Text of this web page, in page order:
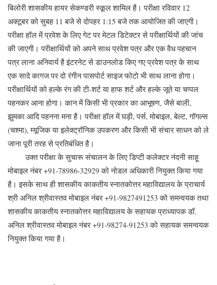
बिलोरी शासकीय हायर सेकण्डरी स्कूल शामिल है। परीक्षा रविवार 12
अक्टूबर को सुबह 11 बजे से दोपहर 1:15 बजे तक आयोजित की जाएगी।
परीक्षा हॉल में प्रवेश के लिए गेट पर मेटल डिटेक्टर से परीक्षार्थियों की जांच
की जाएगी। परीक्षार्थियों को अपने साथ प्रवेश पत्र और एक वैध पहचान
पत्र लाना अनिवार्य है इंटरनेट से डाउनलोड किए गए प्रवेश पत्र के साथ
एक सादे कागज पर दो रंगीन पासपोर्ट साइज फोटो भी साथ लाना होगा।
परीक्षार्थियों को हल्के रंग की टी-शर्ट या हाफ शर्ट और हल्के जूते या चप्पल
पहनकर आना होगा। कान में किसी भी प्रकार का आभूषण, जैसे बाली,
झुमका आदि पहनना मना है। परीक्षा हॉल में घड़ी, पर्स, मोबाइल, बेल्ट, गॉगल्स
(चश्मा), म्यूजिक या इलेक्ट्रॉनिक उपकरण और किसी भी संचार साधन को ले
जाना पूरी तरह से प्रतिबंधित है।
उक्त परीक्षा के सुचारू संचालन के लिए डिप्टी कलेक्टर नंदनी साहू
मोबाइल नंबर +91-78986-32929 को नोडल अधिकारी नियुक्त किया गया
है। इसके साथ ही शासकीय काकतीय स्नातकोत्तर महाविद्यालय के प्राचार्य
श्री अनिल श्रीवास्तव मोबाइल नंबर +91-9827491253 को समन्वयक तथा
शासकीय काकतीय स्नातकोत्तर महाविद्यालय के सहायक प्राध्यापक डॉ.
अनिल श्रीवास्तव मोबाइल नंबर +91-98274-91253 को सहायक समन्वयक
नियुक्त किया गया है।